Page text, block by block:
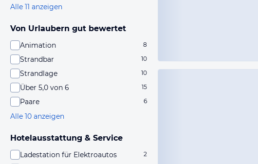
Alle 11 anzeigen
Von Urlaubern gut bewertet
Animation 8
Strandbar 10
Strandlage 10
Über 5,0 von 6 15
Paare 6
Alle 10 anzeigen
Hotelausstattung & Service
Ladestation für Elektroautos 2